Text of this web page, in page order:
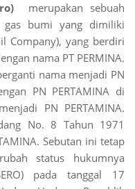
merupakan sebuah
gas bumi yang dimiliki
Company), yang berdiri
nama PT PERMINA.
nama menjadi PN
PN PERTAMINA di
PN PERTAMINA.
No. 8 Tahun 1971
Sebutan ini tetap
status hukumnya
pada tanggal 17